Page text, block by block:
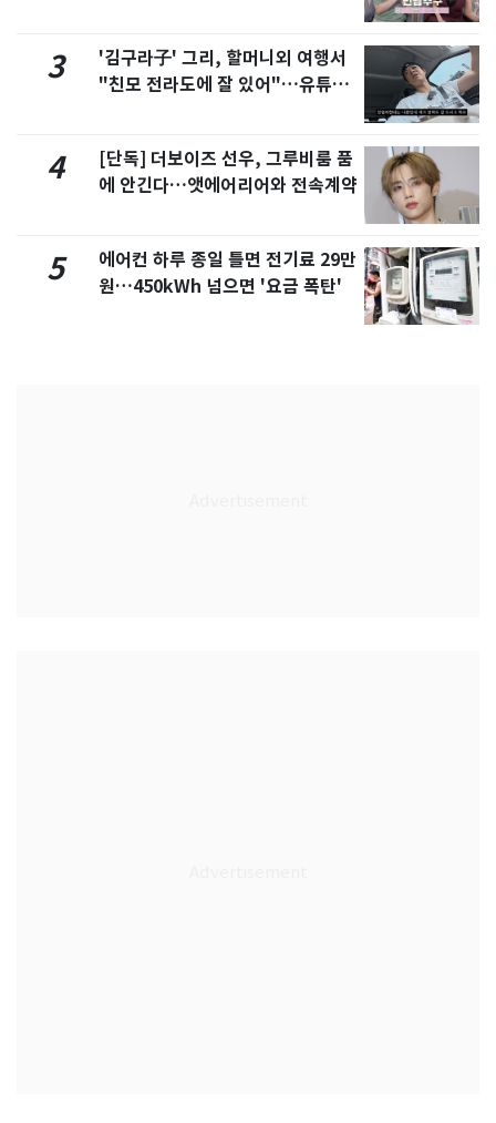
3
'김구라子' 그리, 할머니외 여행서
"친모 전라도에 잘 있어"…유튜브
4
[단독] 더보이즈 선우, 그루비룸 품
에 안긴다…앳에어리어와 전속계약
5
에어컨 하루 종일 틀면 전기료 29만
원…450kWh 넘으면 '요금 폭탄'